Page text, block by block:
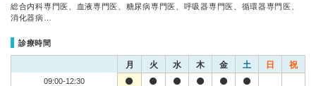
総合内科専門医、血液専門医、糖尿病専門医、呼吸器専門医、循環器専門医、
消化器病…
診療時間
月 火 水 木 金 土 日 祝
09:00-12:30